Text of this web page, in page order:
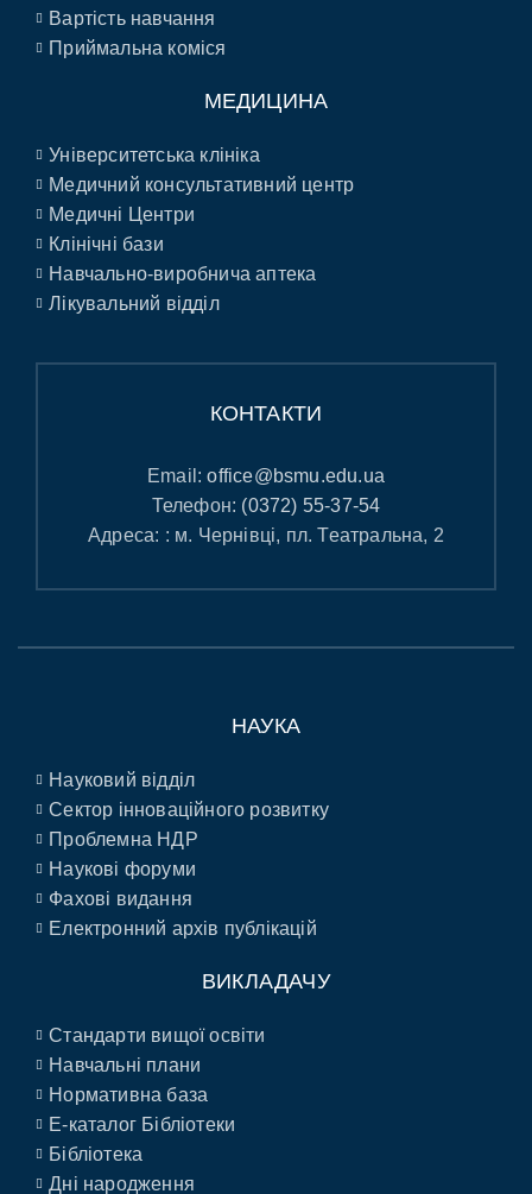
Вартість навчання
Приймальна коміся
МЕДИЦИНА
Університетська клініка
Медичний консультативний центр
Медичні Центри
Клінічні бази
Навчально-виробнича аптека
Лікувальний відділ
КОНТАКТИ
Email:office@bsmu.edu.ua
Телефон: (0372) 55-37-54
Адреса: : м. Чернівці, пл. Театральна, 2
НАУКА
Науковий відділ
Сектор інноваційного розвитку
Проблемна НДР
Наукові форуми
Фахові видання
Електронний архів публікацій
ВИКЛАДАЧУ
Стандарти вищої освіти
Навчальні плани
Нормативна база
E-каталог Бібліотеки
Бібліотека
Дні народження